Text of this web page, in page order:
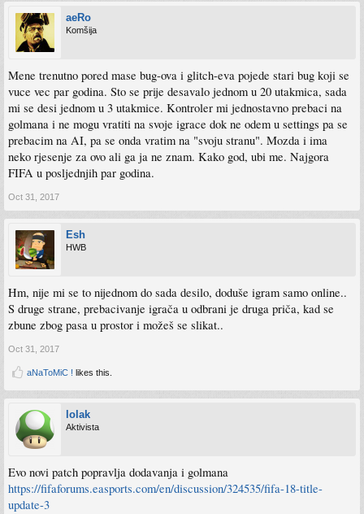
aeRo
Komšija
Mene trenutno pored mase bug-ova i glitch-eva pojede stari bug koji se
vuce vec par godina. Sto se prije desavalo jednom u 20 utakmica, sada
mi se desi jednom u 3 utakmice. Kontroler mi jednostavno prebaci na
golmana i ne mogu vratiti na svoje igrace dok ne odem u settings pa se
prebacim na AI, pa se onda vratim na "svoju stranu". Mozda i ima
neko rjesenje za ovo ali ga ja ne znam. Kako god, ubi me. Najgora
FIFA u posljednjih par godina.
Oct 31, 2017
Esh
HWB
Hm, nije mi se to nijednom do sada desilo, doduše igram samo online..
S druge strane, prebacivanje igrača u odbrani je druga priča, kad se
zbune zbog pasa u prostor i možeš se slikat..
Oct 31, 2017
aNaToMiC ! likes this.
lolak
Aktivista
Evo novi patch popravlja dodavanja i golmana
https://fifaforums.easports.com/en/discussion/324535/fifa-18-title-
update-3